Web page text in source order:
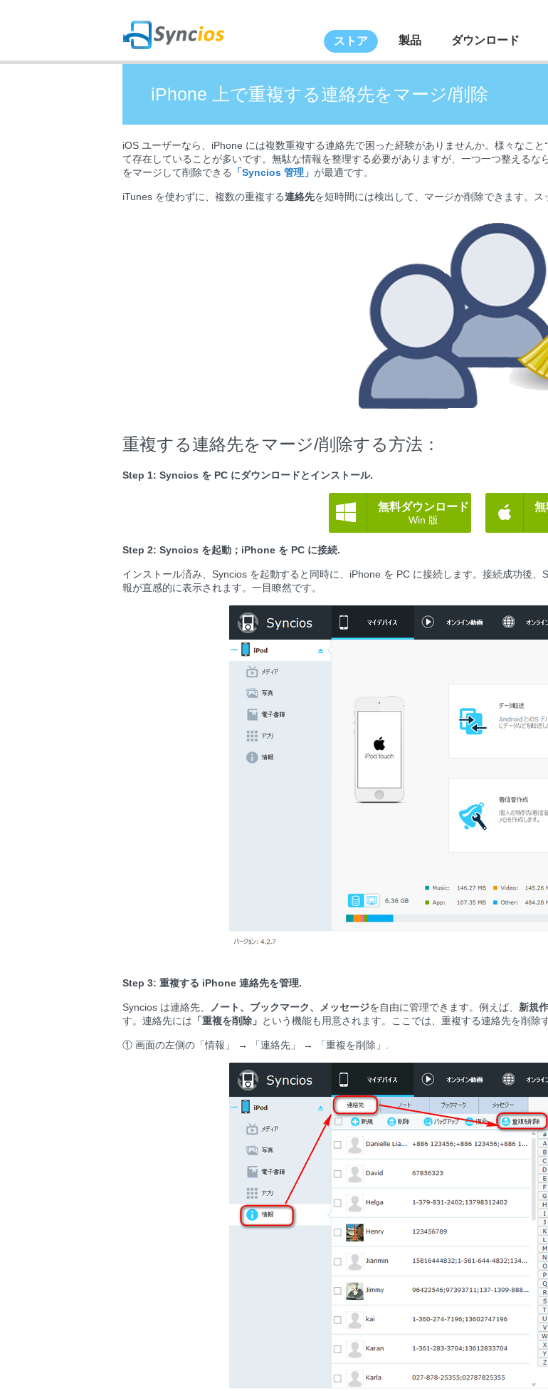
ストア 製品 ダウンロード
iPhone 上で重複する連絡先をマージ/削除
iOS ユーザーなら、iPhone には複数重複する連絡先で困った経験がありませんか。様々なこ
て存在していることが多いです。無駄な情報を整理する必要がありますが、一つ一つ整える
をマージして削除できる
「Syncios 管理」 が最適です。
iTunes を使わずに、複数の重複する連絡先を短時間には検出して、マージか削除できます。ス
重複する連絡先をマージ/削除する方法：
Step 1: Syncios を PC にダウンロードとインストール.
無料ダウンロード
Win 版
無
Step 2: Syncios を起動；iPhone を PC に接続.
インストール済み、Syncios を起動すると同時に、iPhone を PC に接続します。接続成功後
報が直感的に表示されます。一目瞭然です。
Step 3: 重複する iPhone 連絡先を管理.
Syncios は連絡先、 ノート、ブックマーク、メッセージを自由に管理できます。例えば、 新規
す。連絡先には 「重複を削除」 という機能も用意されます。ここでは、重複する連絡先を削除
① 画面の左側の「情報」 → 「連絡先」 → 「重複を削除」.